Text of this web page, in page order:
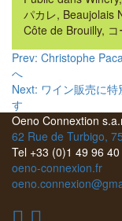
パカレ, Beaujolais
Côte de Brouilly,
de
l’article
Prev: Christophe
へ
Next: ワイン販売に
す ALLIQ
Oeno Connextion
62 Rue de Turbigo,
Tel +33 (0)1 49 96 40
oeno-connexion.fr